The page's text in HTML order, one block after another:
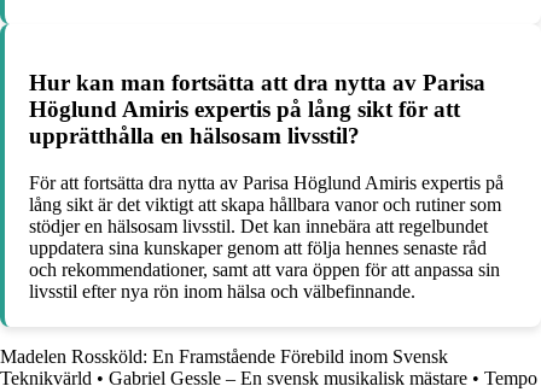
Hur kan man fortsätta att dra nytta av Parisa
Höglund Amiris expertis på lång sikt för att
upprätthålla en hälsosam livsstil?
För att fortsätta dra nytta av Parisa Höglund Amiris expertis på
lång sikt är det viktigt att skapa hållbara vanor och rutiner som
stödjer en hälsosam livsstil. Det kan innebära att regelbundet
uppdatera sina kunskaper genom att följa hennes senaste råd
och rekommendationer, samt att vara öppen för att anpassa sin
livsstil efter nya rön inom hälsa och välbefinnande.
Madelen Rossköld: En Framstående Förebild inom Svensk
Teknikvärld • Gabriel Gessle – En svensk musikalisk mästare • Tempo